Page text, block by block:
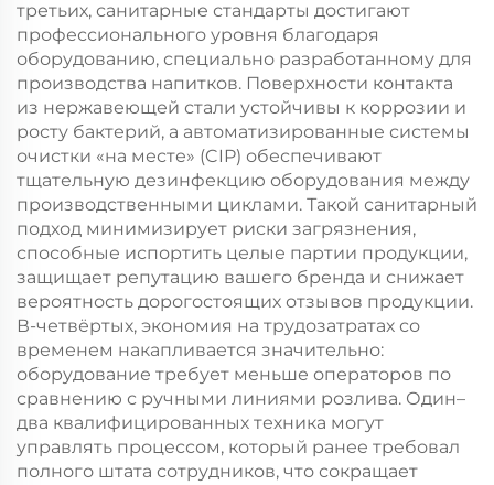
третьих, санитарные стандарты достигают
профессионального уровня благодаря
оборудованию, специально разработанному для
производства напитков. Поверхности контакта
из нержавеющей стали устойчивы к коррозии и
росту бактерий, а автоматизированные системы
очистки «на месте» (CIP) обеспечивают
тщательную дезинфекцию оборудования между
производственными циклами. Такой санитарный
подход минимизирует риски загрязнения,
способные испортить целые партии продукции,
защищает репутацию вашего бренда и снижает
вероятность дорогостоящих отзывов продукции.
В-четвёртых, экономия на трудозатратах со
временем накапливается значительно:
оборудование требует меньше операторов по
сравнению с ручными линиями розлива. Один–
два квалифицированных техника могут
управлять процессом, который ранее требовал
полного штата сотрудников, что сокращает